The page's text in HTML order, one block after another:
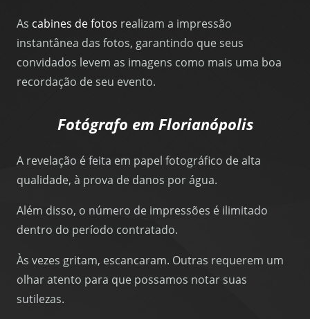
As cabines de fotos realizam a impressão
instantânea das fotos, garantindo que seus
convidados levem as imagens como mais uma boa
recordação de seu evento.
Fotógrafo em Florianópolis
A revelação é feita em papel fotográfico de alta
qualidade, à prova de danos por água.
Além disso, o número de impressões é ilimitado
dentro do período contratado.
Às vezes gritam, escancaram. Outras requerem um
olhar atento para que possamos notar suas
sutilezas.